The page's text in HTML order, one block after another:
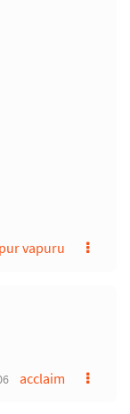
vapuru
acclaim